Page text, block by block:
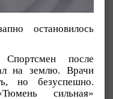
остановилось
после
на землю. Врачи
но безуспешно.
сильная»